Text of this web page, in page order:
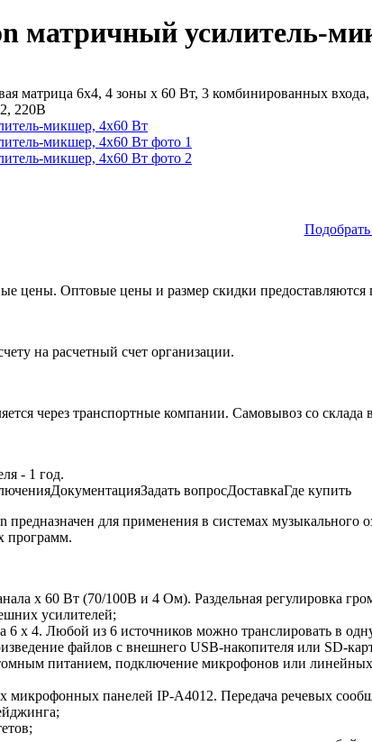
матричный усилитель-
матрица 6х4, 4 зоны х 60 Вт, 3 комбинированных
220В
Подобрать
цены. Оптовые цены и размер скидки
на расчетный счет организации.
через транспортные компании. Самовывоз со склада
- 1 год.
ДокументацияЗадать вопросДоставкаГде купить
для применения в системах музыкального
программ.
х 60 Вт (70/100В и 4 Ом). Раздельная регулировка
усилителей;
6 х 4. Любой из 6 источников можно транслировать в
файлов с внешнего USB-накопителя или SD-
питанием, подключение микрофонов или линейных
микрофонных панелей IP-A4012. Передача речевых